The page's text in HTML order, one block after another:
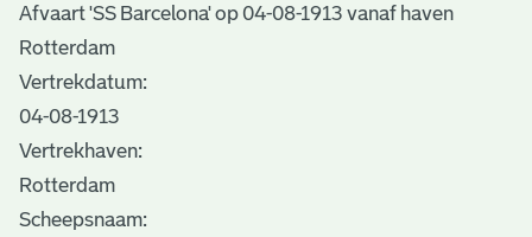
Afvaart 'SS Barcelona' op 04-08-1913 vanaf haven
Rotterdam
Vertrekdatum:
04-08-1913
Vertrekhaven:
Rotterdam
Scheepsnaam: